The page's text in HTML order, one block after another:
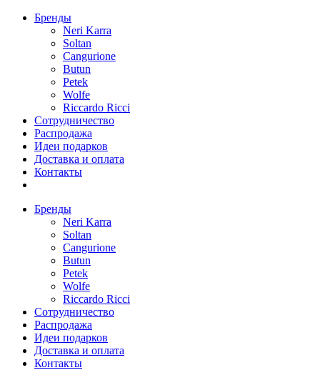
Бренды
Neri Karra
Soltan
Cangurione
Butun
Petek
Wolfe
Riccardo Ricci
Сотрудничество
Распродажа
Идеи подарков
Доставка и оплата
Контакты
Бренды
Neri Karra
Soltan
Cangurione
Butun
Petek
Wolfe
Riccardo Ricci
Сотрудничество
Распродажа
Идеи подарков
Доставка и оплата
Контакты